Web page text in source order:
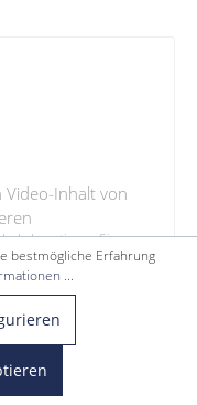
Video-Inhalt von
akzeptieren Sie
bestmögliche Erfahrung
...